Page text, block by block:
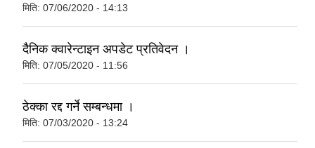
मिति: 07/06/2020 - 14:13
दैनिक क्वारेन्टाइन अपडेट प्रतिवेदन ।
मिति: 07/05/2020 - 11:56
ठेक्का रद्द गर्ने सम्बन्धमा ।
मिति: 07/03/2020 - 13:24